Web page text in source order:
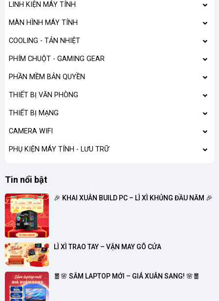
LINH KIỆN MÁY TÍNH
MÀN HÌNH MÁY TÍNH
COOLING - TẢN NHIỆT
PHÍM CHUỘT - GAMING GEAR
PHẦN MỀM BẢN QUYỀN
THIẾT BỊ VĂN PHÒNG
THIẾT BỊ MẠNG
CAMERA WIFI
PHỤ KIỆN MÁY TÍNH - LƯU TRỮ
Tin nổi bật
🎉 KHAI XUÂN BUILD PC – LÌ XÌ KHỦNG ĐẦU NĂM 🎉
LÌ XÌ TRAO TAY – VẬN MAY GÕ CỬA
🧧🌸 SẮM LAPTOP MỚI – GIÁ XUÂN SANG! 🌸🧧